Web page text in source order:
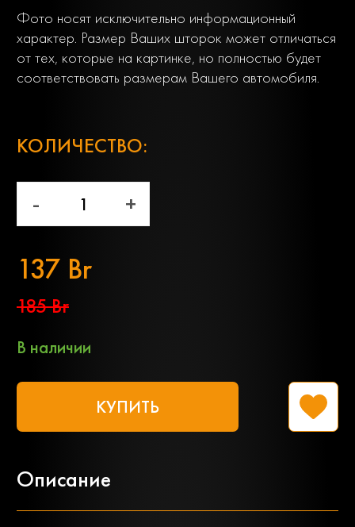
Фото носят исключительно информационный
характер. Размер Ваших шторок может отличаться
от тех, которые на картинке, но полностью будет
соответствовать размерам Вашего автомобиля.
КОЛИЧЕСТВО:
- +
137 Br
185 Br
В наличии
КУПИТЬ
Описание